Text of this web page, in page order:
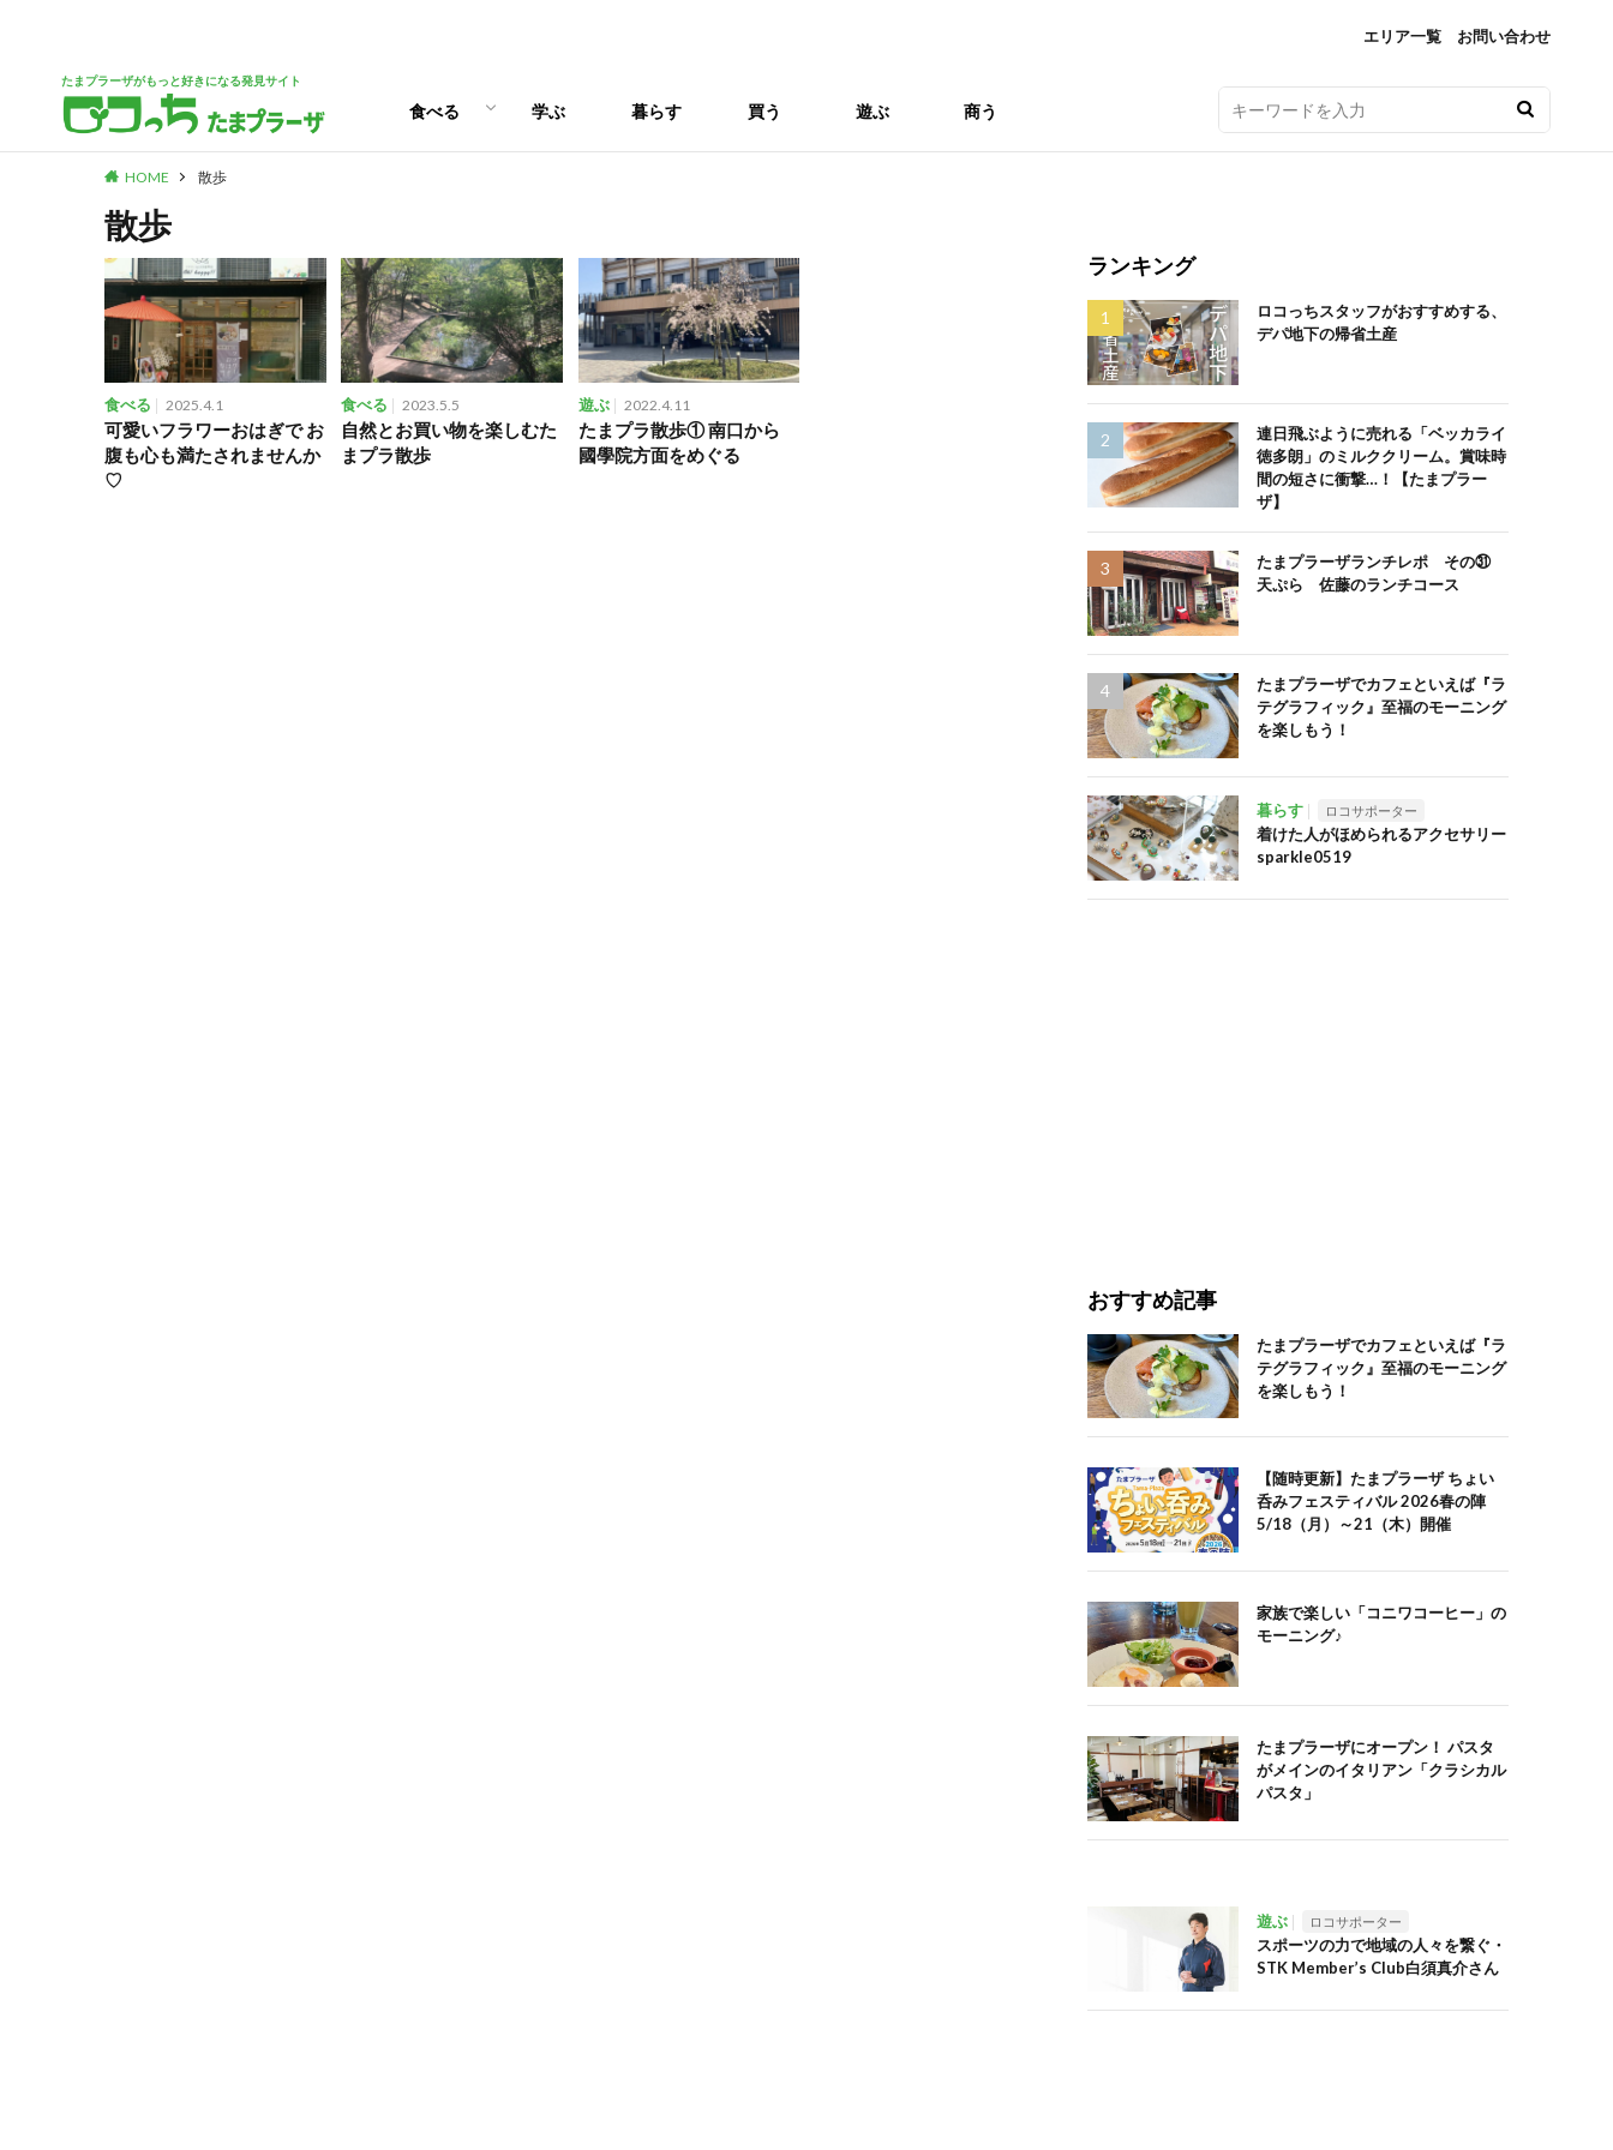
エリア一覧 お問い合わせ
たまプラーザがもっと好きになる発見サイト
食べる 学ぶ 暮らす 買う 遊ぶ 商う
HOME 散歩
散歩
食べる 2025.4.1
可愛いフラワーおはぎで お
腹も心も満たされませんか
♡
食べる 2023.5.5
自然とお買い物を楽しむた
まプラ散歩
遊ぶ 2022.4.11
たまプラ散歩① 南口から
國學院方面をめぐる
ランキング
ロコっちスタッフがおすすめする、
デパ地下の帰省土産
連日飛ぶように売れる「ベッカライ
徳多朗」のミルククリーム。賞味時
間の短さに衝撃…！【たまプラー
ザ】
たまプラーザランチレポ その㉛
天ぷら 佐藤のランチコース
たまプラーザでカフェといえば『ラ
テグラフィック』至福のモーニング
を楽しもう！
暮らす ロコサポーター
着けた人がほめられるアクセサリー
sparkle0519
おすすめ記事
たまプラーザでカフェといえば『ラ
テグラフィック』至福のモーニング
を楽しもう！
【随時更新】たまプラーザ ちょい
呑みフェスティバル 2026春の陣
5/18（月）～21（木）開催
家族で楽しい「コニワコーヒー」の
モーニング♪
たまプラーザにオープン！ パスタ
がメインのイタリアン「クラシカル
パスタ」
遊ぶ ロコサポーター
スポーツの力で地域の人々を繋ぐ・
STK Member’s Club白須真介さん